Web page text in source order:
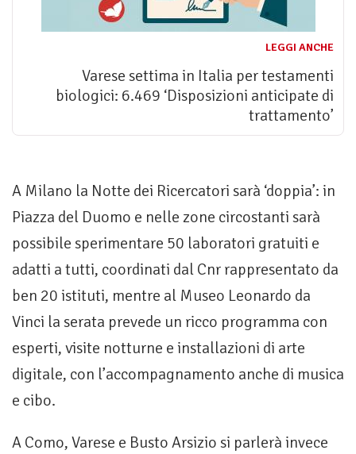
LEGGI ANCHE
Varese settima in Italia per testamenti
biologici: 6.469 ‘Disposizioni anticipate di
trattamento’
A Milano la Notte dei Ricercatori sarà ‘doppia’: in
Piazza del Duomo e nelle zone circostanti sarà
possibile sperimentare 50 laboratori gratuiti e
adatti a tutti, coordinati dal Cnr rappresentato da
ben 20 istituti, mentre al Museo Leonardo da
Vinci la serata prevede un ricco programma con
esperti, visite notturne e installazioni di arte
digitale, con l’accompagnamento anche di musica
e cibo.
A Como, Varese e Busto Arsizio si parlerà invece